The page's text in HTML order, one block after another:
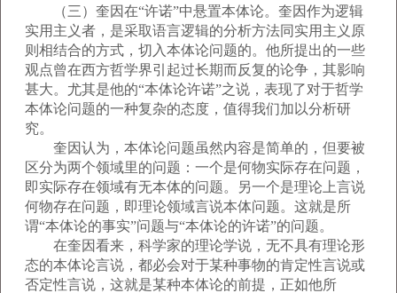
（三）奎因在“许诺”中悬置本体论。奎因作为逻辑
实用主义者，是采取语言逻辑的分析方法同实用主义原
则相结合的方式，切入本体论问题的。他所提出的一些
观点曾在西方哲学界引起过长期而反复的论争，其影响
甚大。尤其是他的“本体论许诺”之说，表现了对于哲学
本体论问题的一种复杂的态度，值得我们加以分析研
究。
奎因认为，本体论问题虽然内容是简单的，但要被
区分为两个领域里的问题：一个是何物实际存在问题，
即实际存在领域有无本体的问题。另一个是理论上言说
何物存在问题，即理论领域言说本体问题。这就是所
谓“本体论的事实”问题与“本体论的许诺”的问题。
在奎因看来，科学家的理论学说，无不具有理论形
态的本体论言说，都必会对于某种事物的肯定性言说或
否定性言说，这就是某种本体论的前提，正如他所